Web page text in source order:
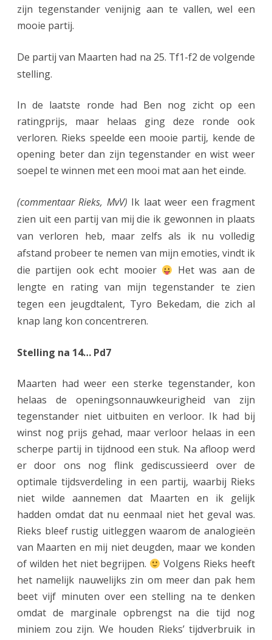
zijn tegenstander venijnig aan te vallen, wel een
mooie partij.
De partij van Maarten had na 25. Tf1-f2 de volgende
stelling.
In de laatste ronde had Ben nog zicht op een
ratingprijs, maar helaas ging deze ronde ook
verloren. Rieks speelde een mooie partij, kende de
opening beter dan zijn tegenstander en wist weer
soepel te winnen met een mooi mat aan het einde.
(commentaar Rieks, MvV) Ik laat weer een fragment
zien uit een partij van mij die ik gewonnen in plaats
van verloren heb, maar zelfs als ik nu volledig
afstand probeer te nemen van mijn emoties, vindt ik
die partijen ook echt mooier
Het was aan de
lengte en rating van mijn tegenstander te zien
tegen een jeugdtalent, Tyro Bekedam, die zich al
knap lang kon concentreren.
Stelling na 14… Pd7
Maarten had weer een sterke tegenstander, kon
helaas de openingsonnauwkeurigheid van zijn
tegenstander niet uitbuiten en verloor. Ik had bij
winst nog prijs gehad, maar verloor helaas in een
scherpe partij in tijdnood een stuk. Na afloop werd
er door ons nog flink gediscussieerd over de
optimale tijdsverdeling in een partij, waarbij Rieks
niet wilde aannemen dat Maarten en ik gelijk
hadden omdat dat nu eenmaal niet het geval was.
Rieks bleef rustig uitleggen waarom de analogieën
van Maarten en mij niet deugden, maar we konden
of wilden het niet begrijpen.
Volgens Rieks heeft
het namelijk nauwelijks zin om meer dan pak hem
beet vijf minuten over een stelling na te denken
omdat de marginale opbrengst na die tijd nog
miniem zou zijn. We houden Rieks’ tijdverbruik in